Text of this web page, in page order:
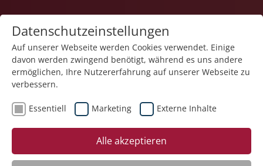
1
Veranstaltung "Planung und Dokumentation des
Strukturmodells in Connext Vivendi – Kurs II" (Nr.
11) wurde in den Warenkorb gelegt.
Datenschutzeinstellungen
Auf unserer Webseite werden Cookies verwendet. Einige
davon werden zwingend benötigt, während es uns andere
ermöglichen, Ihre Nutzererfahrung auf unserer Webseite zu
verbessern.
Essentiell Marketing Externe Inhalte
Alle akzeptieren